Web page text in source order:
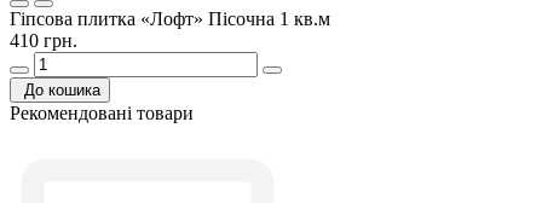
Гіпсова плитка «Лофт» Пісочна 1 кв.м
410 грн.
До кошика
Рекомендовані товари